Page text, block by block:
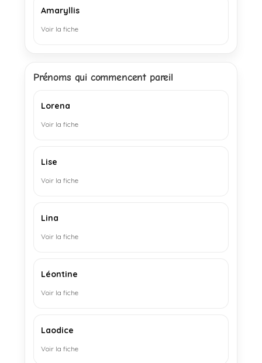
Amaryllis
Voir la fiche
Prénoms qui commencent pareil
Lorena
Voir la fiche
Lise
Voir la fiche
Lina
Voir la fiche
Léontine
Voir la fiche
Laodice
Voir la fiche